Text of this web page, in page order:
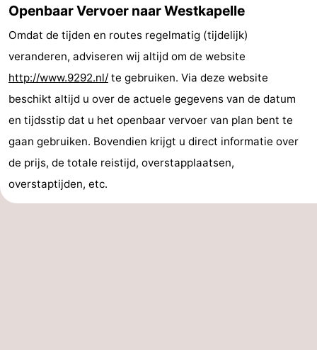
Vakantiehuizen
Buitenhof
Domburg
-
De
Boomgaard
-
De
Zandput
-
Hof
-
Openbaar Vervoer naar Westkapelle
Omdat de tijden en routes regelmatig (tijdelijk)
veranderen, adviseren wij altijd om de website
http://www.9292.nl/ te gebruiken. Via deze website
beschikt altijd u over de actuele gegevens van de datum
en tijdsstip dat u het openbaar vervoer van plan bent te
gaan gebruiken. Bovendien krijgt u direct informatie over
de prijs, de totale reistijd, overstapplaatsen,
overstaptijden, etc.